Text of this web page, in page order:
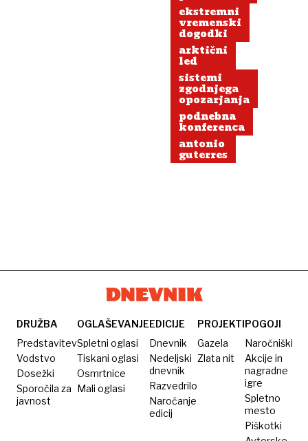
ekstremni
vremenski
dogodki
arktični
led
sistemi
zgodnjega
opozarjanja
podnebna
konferenca
antonio
guterres
DRUŽBA
Predstavitev
Vodstvo
Dosežki
Sporočila za
javnost
OGLAŠEVANJE
Spletni oglasi
Tiskani oglasi
Osmrtnice
Mali oglasi
EDICIJE
Dnevnik
Nedeljski
dnevnik
Razvedrilo
Naročanje
edicij
PROJEKTI
Gazela
Zlata nit
POGOJI
Naročniški
Akcije in
nagradne
igre
Spletno
mesto
Piškotki